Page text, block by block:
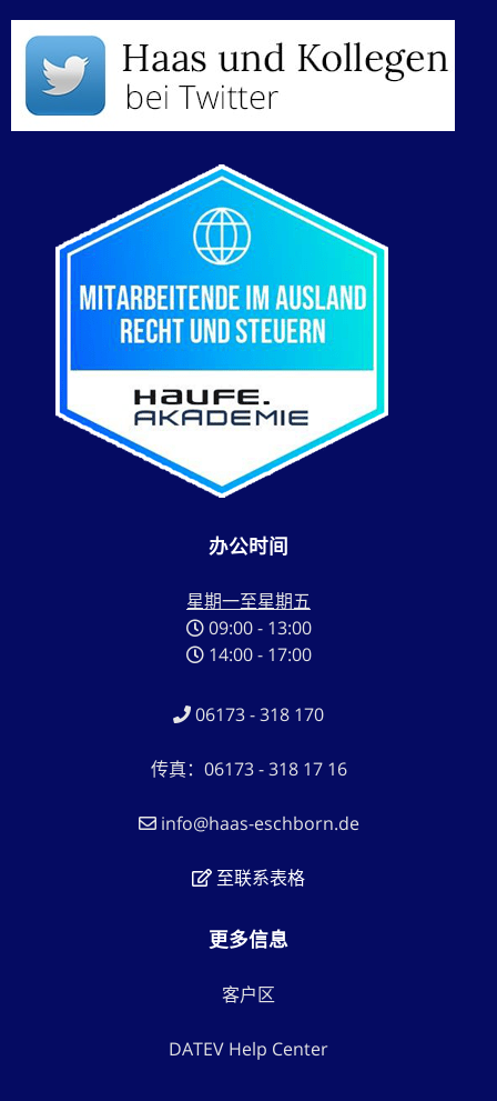
办公时间
星期一至星期五
09:00 - 13:00
14:00 - 17:00
06173 - 318 170
传真：06173 - 318 17 16
info@haas-eschborn.de
至联系表格
更多信息
客户区
DATEV Help Center